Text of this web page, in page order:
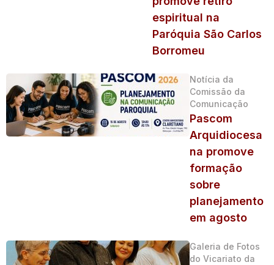
espiritual na
Paróquia São Carlos
Borromeu
Notícia da
Comissão da
Comunicação
Pascom
Arquidiocesa
na promove
formação
sobre
planejamento
em agosto
Galeria de Fotos
do Vicariato da